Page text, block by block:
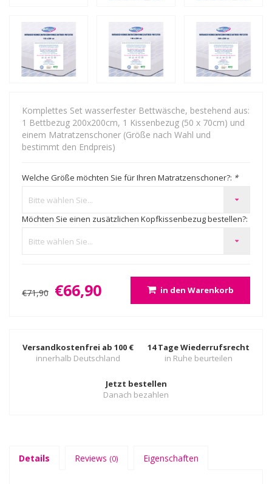
Komplettes Set wasserfester Bettwäsche, bestehend aus:
1 Bettbezug 200x200cm, 1 Kissenbezug (50 x 70cm) und
einem Matratzenschoner (Größe nach Wahl und
bestimmt den Endpreis)
Welche Größe möchten Sie für Ihren Matratzenschoner?: *
Bitte wählen Sie...
Möchten Sie einen zusätzlichen Kopfkissenbezug bestellen?:
Bitte wählen Sie...
€71,90 €66,90 in den Warenkorb
Versandkostenfrei ab 100 €
innerhalb Deutschland
14 Tage Wiederrufsrecht
in Ruhe beurteilen
Jetzt bestellen
Danach bezahlen
Details Reviews (0) Eigenschaften